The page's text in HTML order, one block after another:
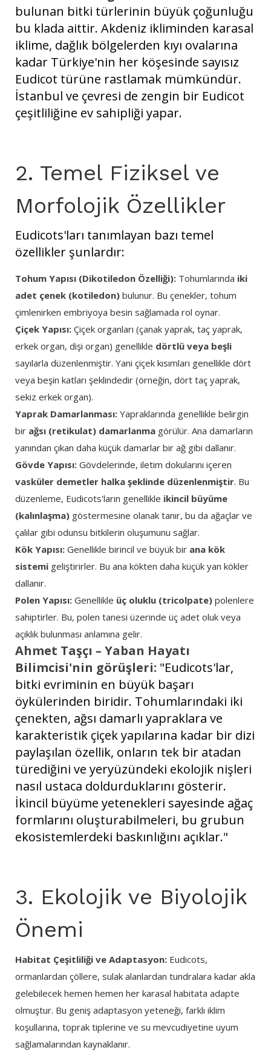
bulunan bitki türlerinin büyük çoğunluğu
bu klada aittir. Akdeniz ikliminden karasal
iklime, dağlık bölgelerden kıyı ovalarına
kadar Türkiye'nin her köşesinde sayısız
Eudicot türüne rastlamak mümkündür.
İstanbul ve çevresi de zengin bir Eudicot
çeşitliliğine ev sahipliği yapar.
2. Temel Fiziksel ve
Morfolojik Özellikler
Eudicots'ları tanımlayan bazı temel
özellikler şunlardır:
Tohum Yapısı (Dikotiledon Özelliği): Tohumlarında iki
adet çenek (kotiledon) bulunur. Bu çenekler, tohum
çimlenirken embriyoya besin sağlamada rol oynar.
Çiçek Yapısı: Çiçek organları (çanak yaprak, taç yaprak,
erkek organ, dişi organ) genellikle dörtlü veya beşli
sayılarla düzenlenmiştir. Yani çiçek kısımları genellikle dört
veya beşin katları şeklindedir (örneğin, dört taç yaprak,
sekiz erkek organ).
Yaprak Damarlanması: Yapraklarında genellikle belirgin
bir ağsı (retikulat) damarlanma görülür. Ana damarların
yanından çıkan daha küçük damarlar bir ağ gibi dallanır.
Gövde Yapısı: Gövdelerinde, iletim dokularını içeren
vasküler demetler halka şeklinde düzenlenmiştir. Bu
düzenleme, Eudicots'ların genellikle ikincil büyüme
(kalınlaşma) göstermesine olanak tanır, bu da ağaçlar ve
çalılar gibi odunsu bitkilerin oluşumunu sağlar.
Kök Yapısı: Genellikle birincil ve büyük bir ana kök
sistemi geliştirirler. Bu ana kökten daha küçük yan kökler
dallanır.
Polen Yapısı: Genellikle üç oluklu (tricolpate) polenlere
sahiptirler. Bu, polen tanesi üzerinde üç adet oluk veya
açıklık bulunması anlamına gelir.
Ahmet Taşçı – Yaban Hayatı
Bilimcisi'nin görüşleri: "Eudicots'lar,
bitki evriminin en büyük başarı
öykülerinden biridir. Tohumlarındaki iki
çenekten, ağsı damarlı yapraklara ve
karakteristik çiçek yapılarına kadar bir dizi
paylaşılan özellik, onların tek bir atadan
türediğini ve yeryüzündeki ekolojik nişleri
nasıl ustaca doldurduklarını gösterir.
İkincil büyüme yetenekleri sayesinde ağaç
formlarını oluşturabilmeleri, bu grubun
ekosistemlerdeki baskınlığını açıklar."
3. Ekolojik ve Biyolojik
Önemi
Habitat Çeşitliliği ve Adaptasyon: Eudicots,
ormanlardan çöllere, sulak alanlardan tundralara kadar akla
gelebilecek hemen hemen her karasal habitata adapte
olmuştur. Bu geniş adaptasyon yeteneği, farklı iklim
koşullarına, toprak tiplerine ve su mevcudiyetine uyum
sağlamalarından kaynaklanır.